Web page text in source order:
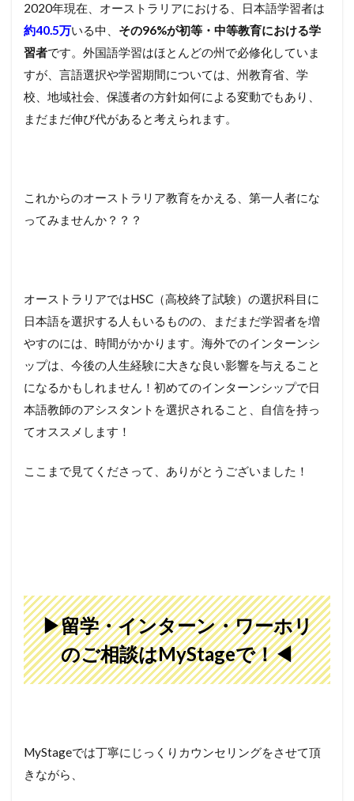
2020年現在、オーストラリアにおける、日本語学習者は
約40.5万いる中、 その96%が初等・中等教育における学
習者です。外国語学習はほとんどの州で必修化していま
すが、言語選択や学習期間については、州教育省、学
校、地域社会、保護者の方針如何による変動でもあり、
まだまだ伸び代があると考えられます。
これからのオーストラリア教育をかえる、第一人者にな
ってみませんか？？？
オーストラリアではHSC（高校終了試験）の選択科目に
日本語を選択する人もいるものの、まだまだ学習者を増
やすのには、時間がかかります。海外でのインターンシ
ップは、今後の人生経験に大きな良い影響を与えること
になるかもしれません！初めてのインターンシップで日
本語教師のアシスタントを選択されること、自信を持っ
てオススメします！
ここまで見てくださって、ありがとうございました！
▶留学・インターン・ワーホリ
のご相談はMyStageで！◀
MyStageでは丁寧にじっくりカウンセリングをさせて頂
きながら、